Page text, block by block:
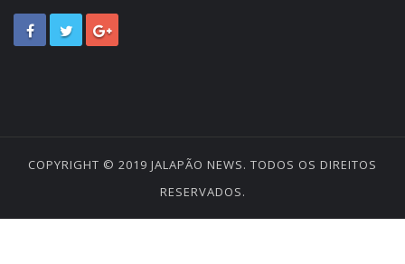
COPYRIGHT © 2019 JALAPÃO NEWS. TODOS OS DIREITOS
RESERVADOS.